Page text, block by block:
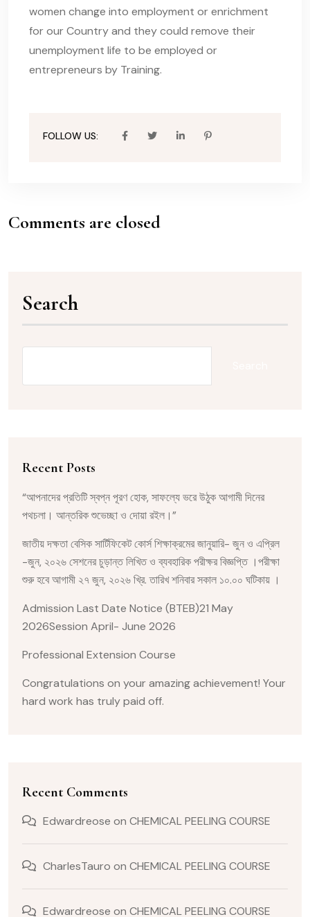
women change into employment or enrichment
for our Country and they could remove their
unemployment life to be employed or
entrepreneurs by Training.
FOLLOW US:
Comments are closed
Search
Recent Posts
“আপনাদের প্রতিটি স্বপ্ন পূরণ হোক, সাফল্যে ভরে উঠুক আগামী দিনের
পথচলা। আন্তরিক শুভেচ্ছা ও দোয়া রইল।”
জাতীয় দক্ষতা বেসিক সার্টিফিকেট কোর্স শিক্ষাক্রমের জানুয়ারি- জুন ও এপ্রিল
-জুন, ২০২৬ সেশনের চুড়ান্ত লিখিত ও ব্যবহারিক পরীক্ষর বিজ্ঞপ্তি ।পরীক্ষা
শুরু হবে আগামী ২৭ জুন, ২০২৬ খ্রি. তারিখ শনিবার সকাল ১০.০০ ঘটিকায় ।
Admission Last Date Notice (BTEB)21 May
2026Session April- June 2026
Professional Extension Course
Congratulations on your amazing achievement! Your
hard work has truly paid off.
Recent Comments
Edwardreose on CHEMICAL PEELING COURSE
CharlesTauro on CHEMICAL PEELING COURSE
Edwardreose on CHEMICAL PEELING COURSE